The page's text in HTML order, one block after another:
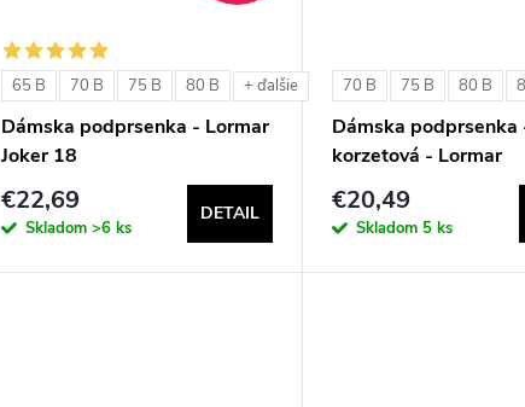
65 B 70 B 75 B 80 B + ďalšie
Dámska podprsenka - Lormar
Joker 18
€22,69
Skladom >6 ks
DETAIL
70 B 75 B 80 B
Dámska podprsenka
korzetová - Lormar
ExtraOrdinary Fascia
€20,49
Skladom 5 ks